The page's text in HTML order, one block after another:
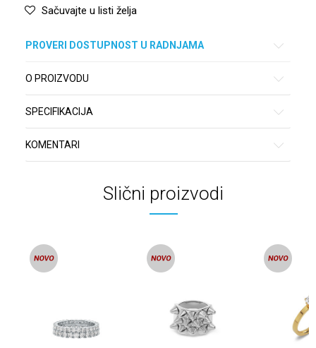
Sačuvajte u listi želja
PROVERI DOSTUPNOST U RADNJAMA
O PROIZVODU
SPECIFIKACIJA
KOMENTARI
Slični proizvodi